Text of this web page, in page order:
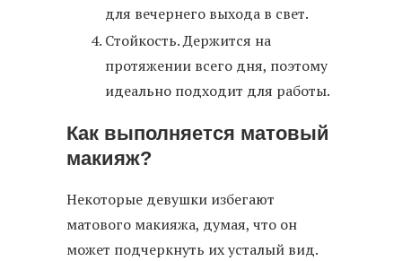
для вечернего выхода в свет.
Стойкость. Держится на
протяжении всего дня, поэтому
идеально подходит для работы.
Как выполняется матовый
макияж?
Некоторые девушки избегают
матового макияжа, думая, что он
может подчеркнуть их усталый вид.